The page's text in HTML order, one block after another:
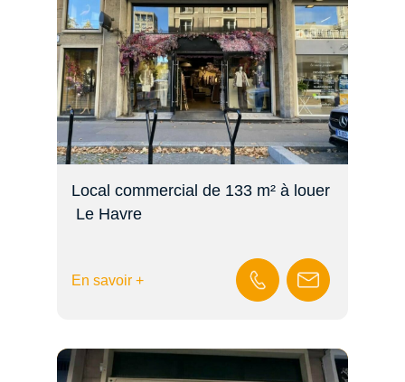
Local commercial de 133 m² à louer
 Le Havre
En savoir +